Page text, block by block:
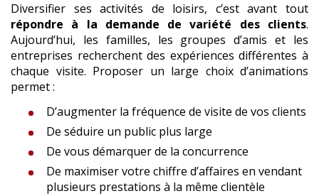
Diversifier ses activités de loisirs, c’est avant tout
répondre à la demande de variété des clients.
Aujourd’hui, les familles, les groupes d’amis et les
entreprises recherchent des expériences différentes à
chaque visite. Proposer un large choix d’animations
permet :
D’augmenter la fréquence de visite de vos clients
De séduire un public plus large
De vous démarquer de la concurrence
De maximiser votre chiffre d’affaires en vendant
plusieurs prestations à la même clientèle